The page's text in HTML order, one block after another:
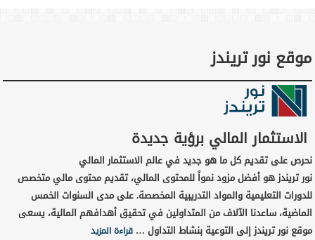
موقع نور تريندز
الاستثمار المالي برؤية جديدة
نحرص على تقديم كل ما هو جديد في عالم الاستثمار المالي
نور تريندز هو أفضل مزود نمواً للمحتوى المالي، تقديم محتوى مالي متخصص
للدورات التعليمية والمواد التدريبية المخصصة. على مدى السنوات الخمس
الماضية، ساعدنا الآلاف من المتداولين في تحقيق أهدافهم المالية، يسعى
موقع نور تريندز إلى التوعية بنشاط التداول …قراءة المزيد